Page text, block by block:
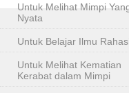
Untuk Melihat Mimpi
Nyata
Untuk Belajar Ilmu
Untuk Melihat Kematian
Kerabat dalam Mimpi